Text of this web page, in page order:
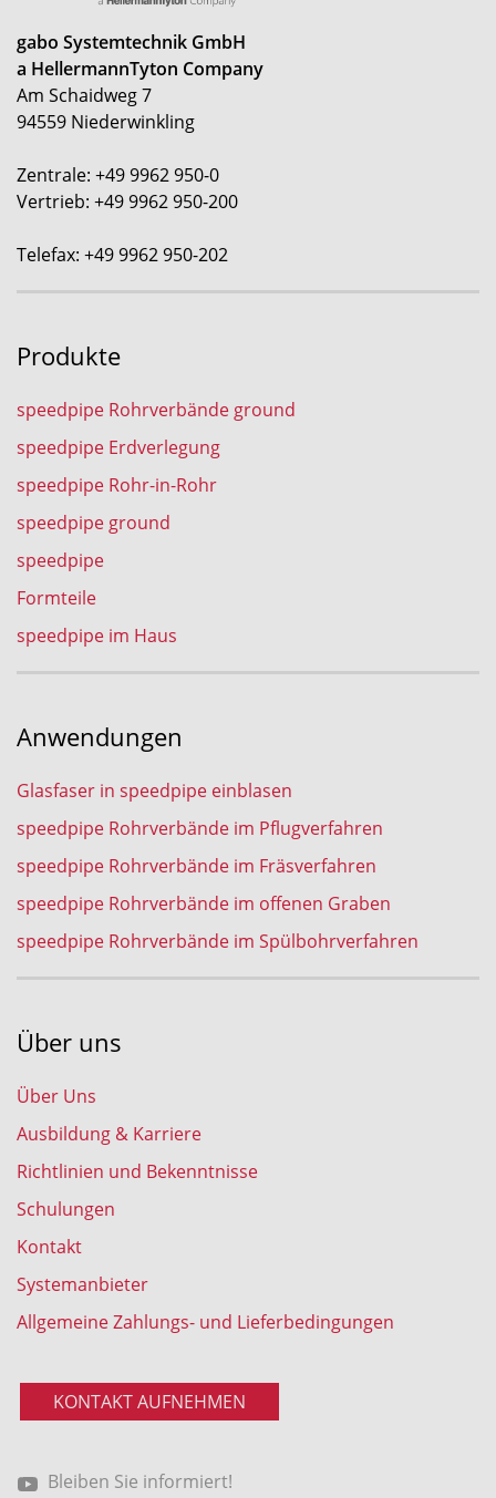
gabo Systemtechnik GmbH
a HellermannTyton Company
Am Schaidweg 7
94559 Niederwinkling
Zentrale: +49 9962 950-0
Vertrieb: +49 9962 950-200
Telefax: +49 9962 950-202
Produkte
speedpipe Rohrverbände ground
speedpipe Erdverlegung
speedpipe Rohr-in-Rohr
speedpipe ground
speedpipe
Formteile
speedpipe im Haus
Anwendungen
Glasfaser in speedpipe einblasen
speedpipe Rohrverbände im Pflugverfahren
speedpipe Rohrverbände im Fräsverfahren
speedpipe Rohrverbände im offenen Graben
speedpipe Rohrverbände im Spülbohrverfahren
Über uns
Über Uns
Ausbildung & Karriere
Richtlinien und Bekenntnisse
Schulungen
Kontakt
Systemanbieter
Allgemeine Zahlungs- und Lieferbedingungen
KONTAKT AUFNEHMEN
Bleiben Sie informiert!